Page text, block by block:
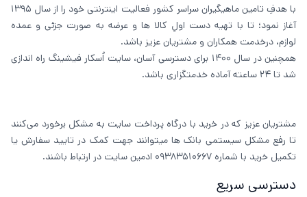
با هدفِ تامین ماهیگیران سراسر کشور فعالیت اینترنتی خود را از سال 1395
آغاز نمود؛ تا با تهیه دست اولِ کالا ها و عرضه به صورت جزئی و عمده
لوازم، درخدمت همکاران و مشتریان عزیز باشد.
همچنین در سال 1400 برای دسترسی آسان، سایت اُسکار فیشینگ راه اندازی
شد تا 24 ساعته آماده خدمتگزاری باشد.
مشتریان عزیز که در خرید با درگاه پرداخت سایت به مشکل برخورد می‌کنند
تا رفع مشکل سیستمی بانک ها میتوانند جهت کمک در تایید سفارش یا
تکمیل خرید با شماره 09383510667 ادمین سایت در ارتباط باشند.
دسترسی سریع